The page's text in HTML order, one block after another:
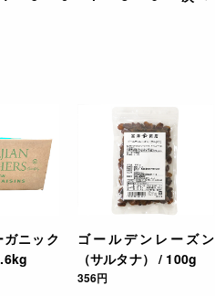
ニック
ゴールデンレーズン
（サルタナ） / 100g
356円